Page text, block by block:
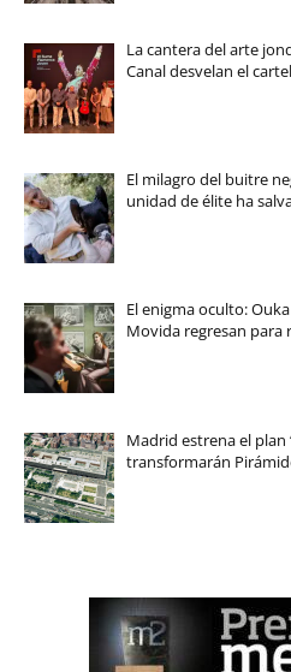
La cantera del arte
Canal desvelan el
El milagro del buitre
unidad de élite ha
El enigma oculto:
Movida regresan
Madrid estrena el plan
transformarán